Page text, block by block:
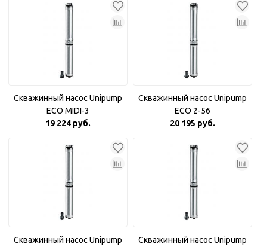
Скважинный насос Unipump
ECO MIDI-3
19 224 руб.
Скважинный насос Unipump
ECO 2-56
20 195 руб.
Скважинный насос Unipump
Скважинный насос Unipump